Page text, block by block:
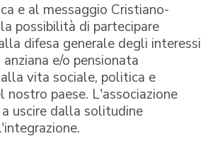
e al messaggio Cristiano-
possibilità di partecipare
difesa generale degli interessi
e/o pensionata
vita sociale, politica e
paese. L'associazione
uscire dalla solitudine